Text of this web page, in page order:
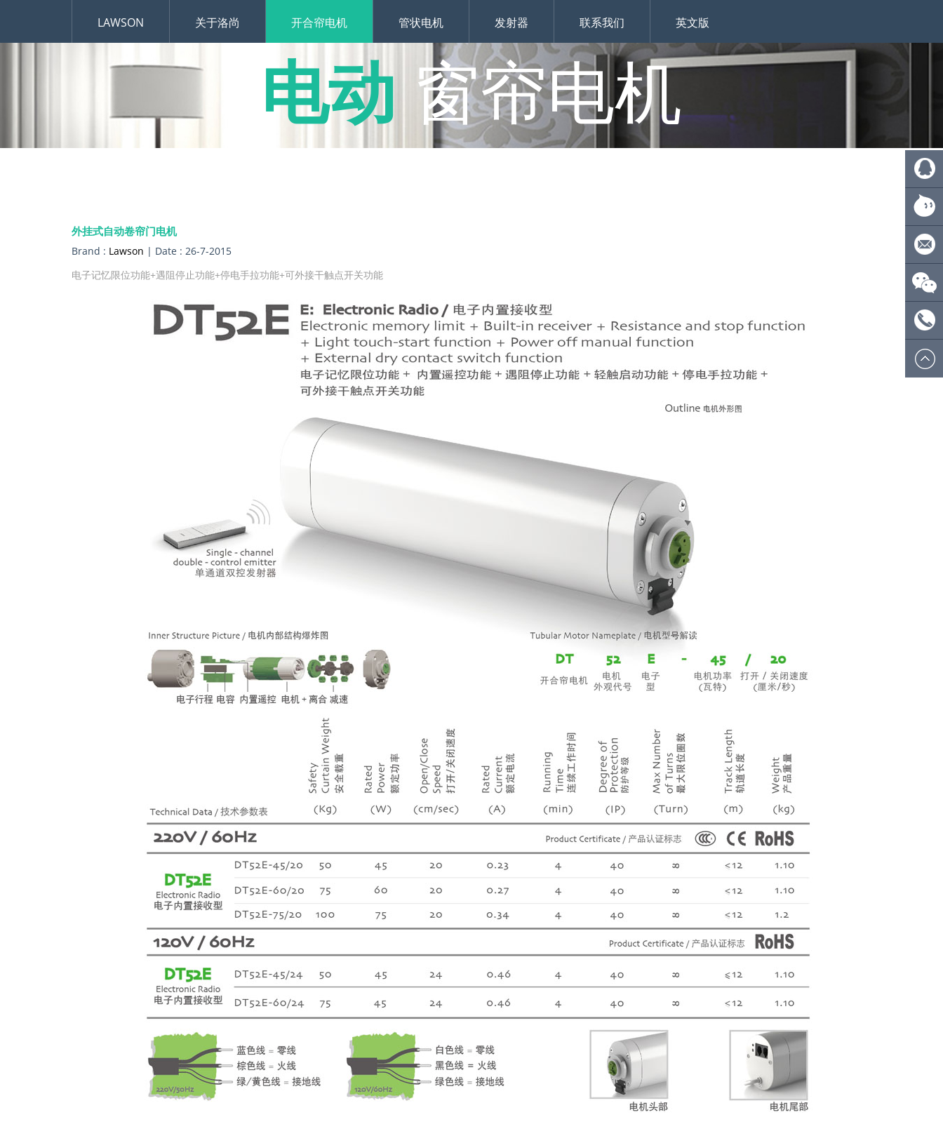
LAWSON 关于洛尚 开合帘电机 管状电机 发射器 联系我们 英文版
电动 窗帘电机
外挂式自动卷帘门电机
Brand : Lawson | Date : 26-7-2015
电子记忆限位功能+遇阻停止功能+停电手拉功能+可外接干触点开关功能
QQ:
旺旺：
ecsionwd
邮箱：
微信
号：
电话: